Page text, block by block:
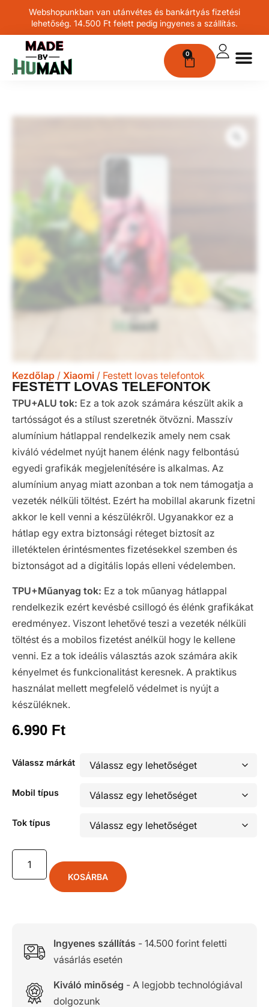
Webshopunkban van utánvétes és bankártyás fizetési
lehetőség. 14.500 Ft felett pedig ingyenes a szállítás.
0
Kezdőlap / Xiaomi / Festett lovas telefontok
FESTETT LOVAS TELEFONTOK
TPU+ALU tok: Ez a tok azok számára készült akik a
tartósságot és a stílust szeretnék ötvözni. Masszív
alumínium hátlappal rendelkezik amely nem csak
kiváló védelmet nyújt hanem élénk nagy felbontású
egyedi grafikák megjelenítésére is alkalmas. Az
alumínium anyag miatt azonban a tok nem támogatja a
vezeték nélküli töltést. Ezért ha mobillal akarunk fizetni
akkor le kell venni a készülékről. Ugyanakkor ez a
hátlap egy extra biztonsági réteget biztosít az
illetéktelen érintésmentes fizetésekkel szemben és
biztonságot ad a digitális lopás elleni védelemben.
TPU+Műanyag tok: Ez a tok műanyag hátlappal
rendelkezik ezért kevésbé csillogó és élénk grafikákat
eredményez. Viszont lehetővé teszi a vezeték nélküli
töltést és a mobilos fizetést anélkül hogy le kellene
venni. Ez a tok ideális választás azok számára akik
kényelmet és funkcionalitást keresnek. A praktikus
használat mellett megfelelő védelmet is nyújt a
készüléknek.
6.990 Ft
Válassz márkát
Mobil típus
Tok típus
KOSÁRBA
Ingyenes szállítás - 14.500 forint feletti
vásárlás esetén
Kiváló minőség - A legjobb technológiával
dolgozunk